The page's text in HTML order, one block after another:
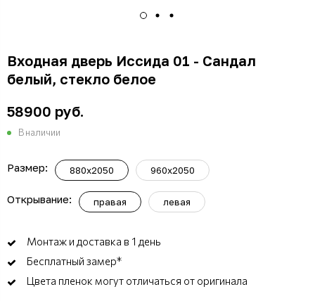
Входная дверь Иссида 01 - Сандал
белый, стекло белое
58900 руб.
В наличии
Размер: 880x2050 960x2050
Открывание: правая левая
Монтаж и доставка в 1 день
Бесплатный замер*
Цвета пленок могут отличаться от оригинала